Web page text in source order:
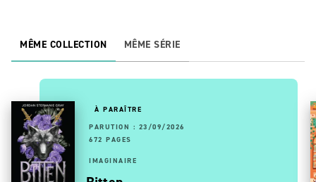
MÊME COLLECTION MÊME SÉRIE
À PARAÎTRE
PARUTION : 23/09/2026
672 PAGES
IMAGINAIRE